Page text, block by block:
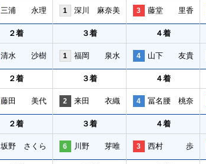
三浦 永理 1 深川 麻奈美 3 藤堂 里香
２着 ３着 ４着
清水 沙樹 1 福岡 泉水 4 山下 友貴
２着 ３着 ４着
藤田 美代 2 来田 衣織 4 冨名腰 桃奈
２着 ３着 ４着
坂野 さくら 6 川野 芽唯 3 西村 歩